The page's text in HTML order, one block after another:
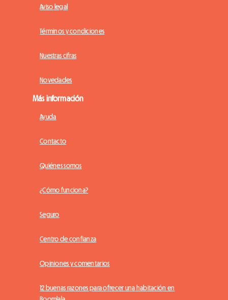
Aviso legal
Términos y condiciones
Nuestras cifras
Novedades
Más información
Ayuda
Contacto
Quiénes somos
¿Cómo funciona?
Seguro
Centro de confianza
Opiniones y comentarios
12 buenas razones para ofrecer una habitación en